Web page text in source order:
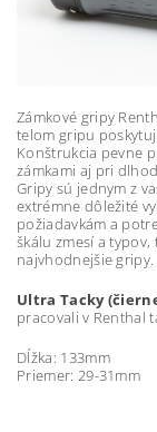
Zámkové gripy
telom gripu
Konštrukcia pevne
zámkami aj pri
Gripy sú jednym z
extrémne dôležité
požiadavkám a
škálu zmesí a typov,
najvhodnejšie gripy.
Ultra Tacky
pracovali v Renthal
Dĺžka: 133mm
Priemer: 29-31mm